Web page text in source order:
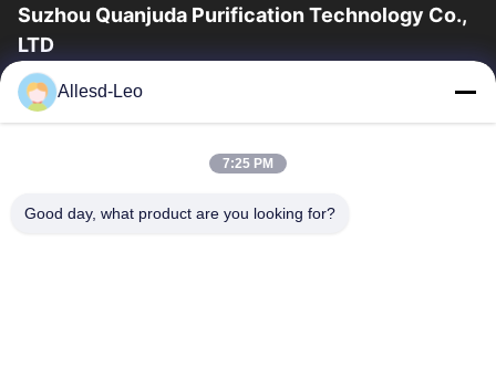
Suzhou Quanjuda Purification Technology Co.,
LTD
16 yıllık Tecrübe, ESD ve Temiz Oda ürünlerinin lider üreticisi ve
ihracatçısı olarak, eksiksiz bir ESD ve Temiz Oda ekipmanı ve
Ev
Ürün:% S
Allesd-Leo
7:25 PM
Good day, what product are you looking for?